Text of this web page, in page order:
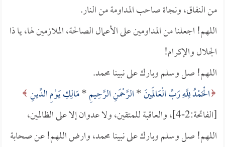
من النفاق، ونجاة صاحب المداومة من النار.
اللهم! اجعلنا من المداومين على الأعمال الصالحة، الملازمين لها، يا ذا
الجلال والإكرام!
اللهم! صل وسلم وبارك على نبينا محمد.
الْحَمْدُ لِلَّهِ رَبِّ الْعَالَمِينَ*الرَّحْمَنِ الرَّحِيمِ*مَالِكِ يَوْمِ الدِّينِ
[الفاتحة:2-4]، والعاقبة للمتقين، ولا عدوان إلا على الظالمين،
اللهم! صل وسلم وبارك على نبينا محمد، وارض اللهم! عن صحابة